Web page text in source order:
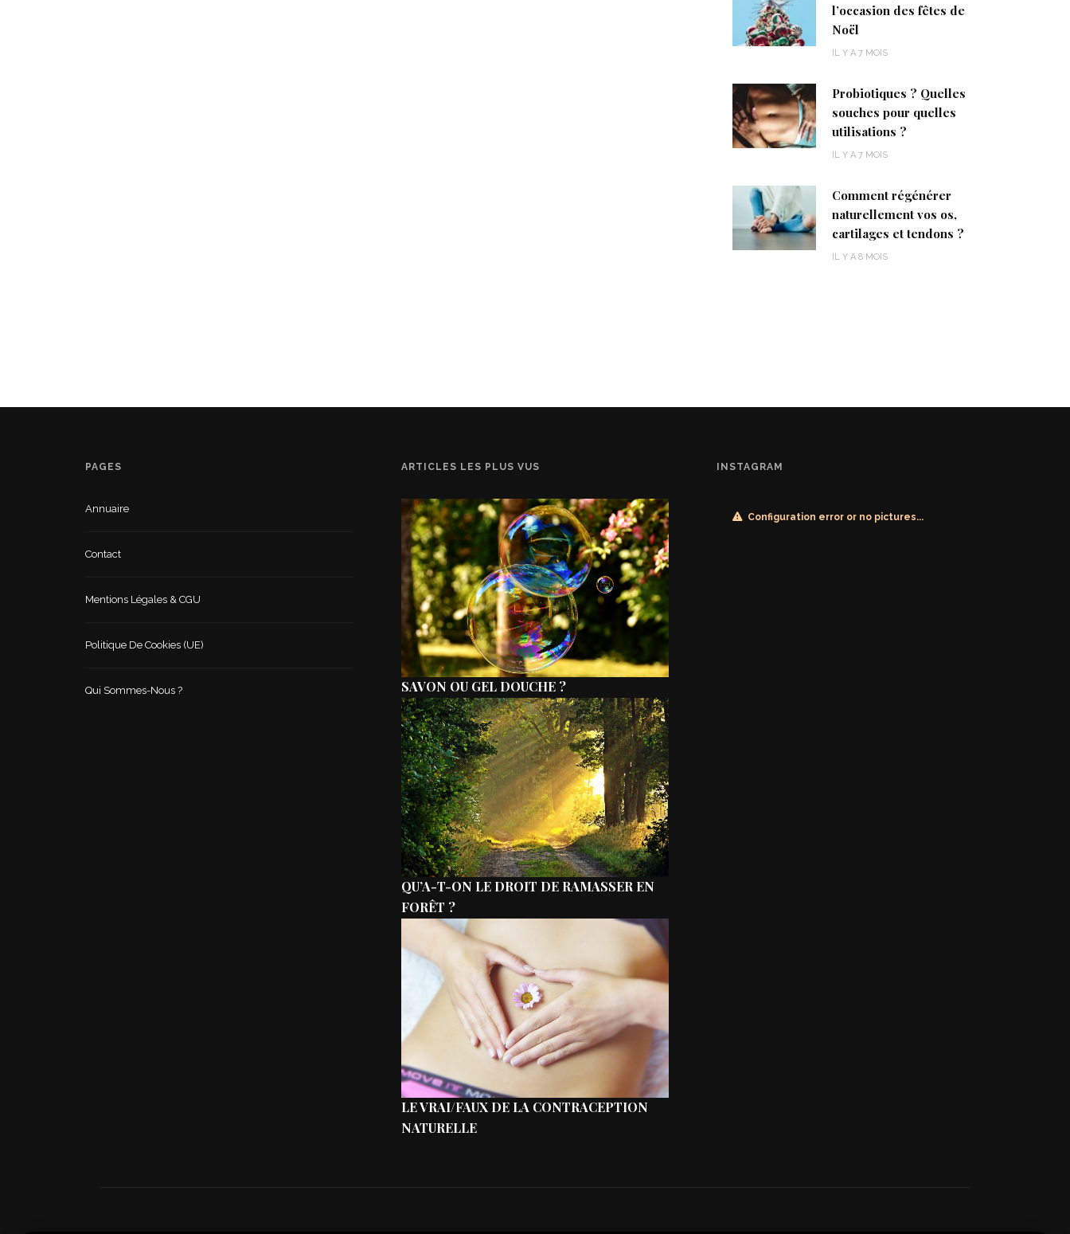
l’occasion des fêtes de
Noël
IL Y A 7 MOIS
Probiotiques ? Quelles
souches pour quelles
utilisations ?
IL Y A 7 MOIS
Comment régénérer
naturellement vos os,
cartilages et tendons ?
IL Y A 8 MOIS
PAGES
Annuaire
Contact
Mentions Légales & CGU
Politique De Cookies (UE)
Qui Sommes-Nous ?
ARTICLES LES PLUS VUS
SAVON OU GEL DOUCHE ?
QU’A-T-ON LE DROIT DE RAMASSER EN
FORÊT ?
LE VRAI/FAUX DE LA CONTRACEPTION
NATURELLE
INSTAGRAM
Configuration error or no pictures...